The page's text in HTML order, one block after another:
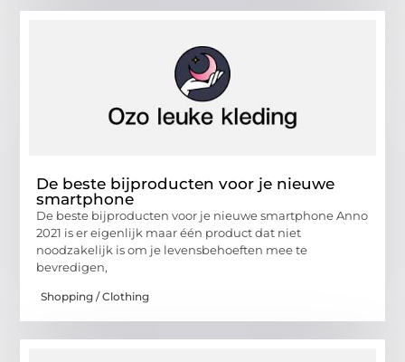
De beste bijproducten voor je nieuwe
smartphone
De beste bijproducten voor je nieuwe smartphone Anno
2021 is er eigenlijk maar één product dat niet
noodzakelijk is om je levensbehoeften mee te
bevredigen,
Shopping / Clothing